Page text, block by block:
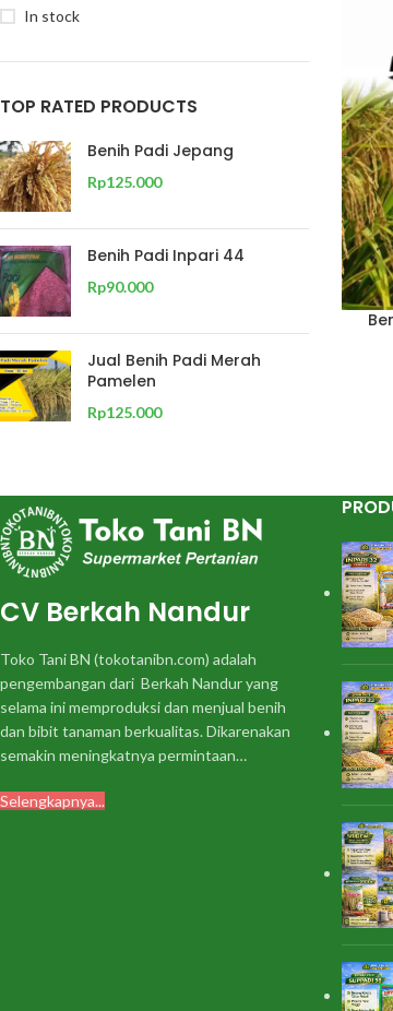
In stock
TOP RATED PRODUCTS
Benih Padi Jepang
Rp125.000
Benih Padi Inpari 44
Rp90.000
Jual Benih Padi Merah
Pamelen
Rp125.000
CV Berkah Nandur
Toko Tani BN (tokotanibn.com) adalah
pengembangan dari Berkah Nandur yang
selama ini memproduksi dan menjual benih
dan bibit tanaman berkualitas. Dikarenakan
semakin meningkatnya permintaan…
Selengkapnya...